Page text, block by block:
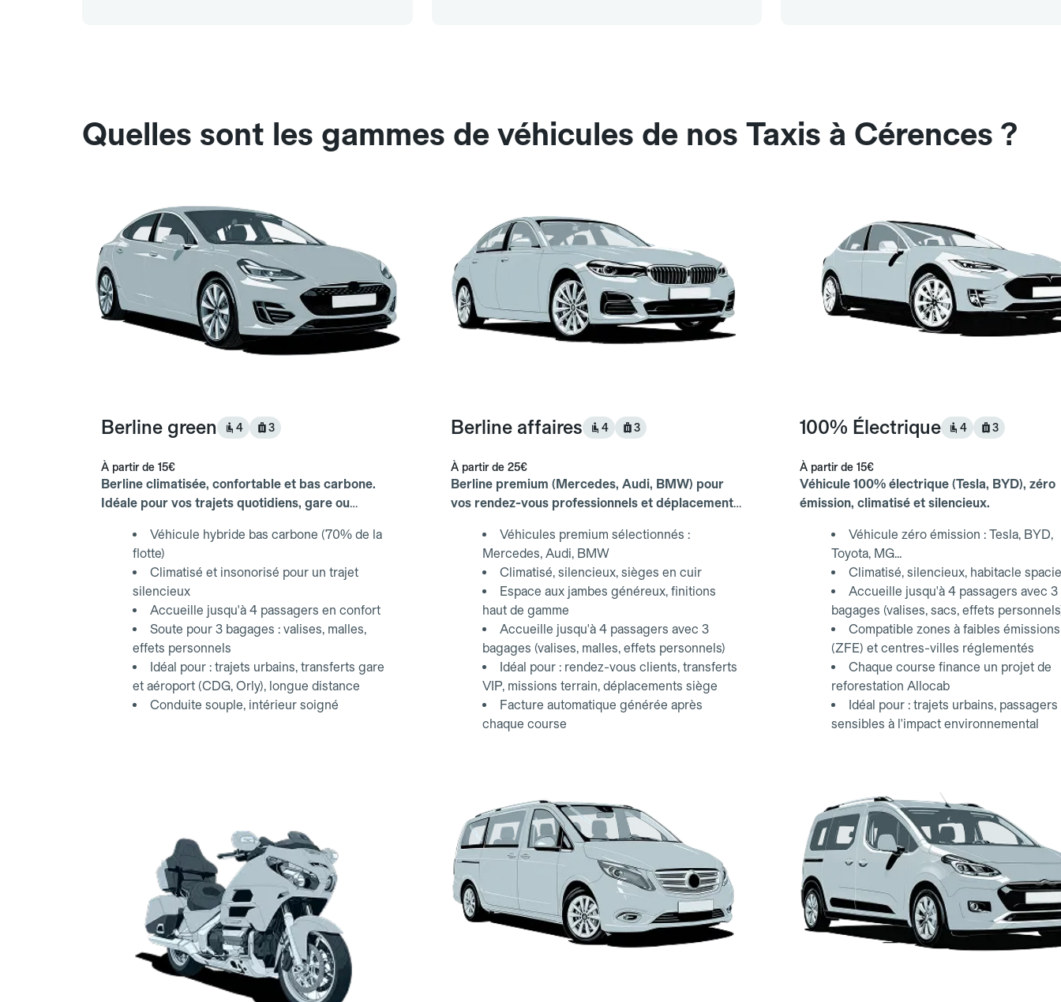
Quelles sont les gammes de véhicules de nos Taxis à Cérences ?
Berline green 4 3
À partir de 15€
Berline climatisée, confortable et bas carbone.
Idéale pour vos trajets quotidiens, gare ou
Véhicule hybride bas carbone (70% de la
flotte)
Climatisé et insonorisé pour un trajet
silencieux
Accueille jusqu'à 4 passagers en confort
Soute pour 3 bagages : valises, malles,
effets personnels
Idéal pour : trajets urbains, transferts gare
et aéroport (CDG, Orly), longue distance
Conduite souple, intérieur soigné
Berline affaires 4 3
À partir de 25€
Berline premium (Mercedes, Audi, BMW) pour
vos rendez-vous professionnels et déplacements
Véhicules premium sélectionnés :
Mercedes, Audi, BMW
Climatisé, silencieux, sièges en cuir
Espace aux jambes généreux, finitions
haut de gamme
Accueille jusqu'à 4 passagers avec 3
bagages (valises, malles, effets personnels)
Idéal pour : rendez-vous clients, transferts
VIP, missions terrain, déplacements siège
Facture automatique générée après
chaque course
100% Électrique 4 3
À partir de 15€
Véhicule 100% électrique (Tesla, BYD), zéro
émission, climatisé et silencieux.
Véhicule zéro émission : Tesla, BYD,
Toyota, MG...
Climatisé, silencieux, habitacle
Accueille jusqu'à 4 passagers avec 3
bagages (valises, sacs, effets
Compatible zones à faibles émissions
(ZFE) et centres-villes réglementés
Chaque course finance un projet de
reforestation Allocab
Idéal pour : trajets urbains, passagers
sensibles à l'impact environnemental